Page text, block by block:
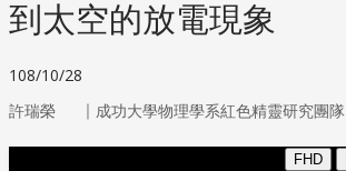
到太空的放電現象
108/10/28
許瑞榮 ｜ 成功大學物理學系紅色精靈研究團隊